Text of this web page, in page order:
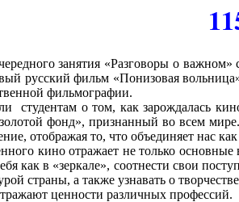
занятия «Разговоры о
русский фильм «Понизовая
фильмографии.
студентам о том, как зарождалась
фонд», признанный во всем
отображая то, что объединяет нас
кино отражает не только
как в «зеркале», соотнести свои
страны, а также узнавать о
ценности различных профессий.